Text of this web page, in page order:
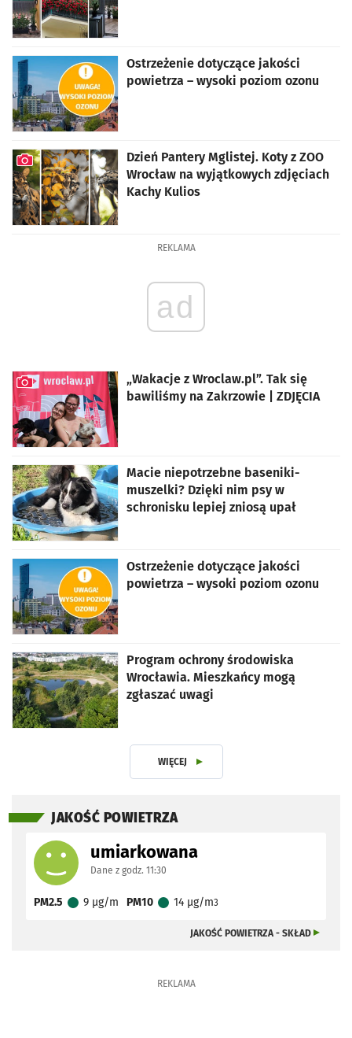
Ostrzeżenie dotyczące jakości
powietrza – wysoki poziom ozonu
Dzień Pantery Mglistej. Koty z ZOO
Wrocław na wyjątkowych zdjęciach
Kachy Kulios
REKLAMA
ad
„Wakacje z Wroclaw.pl”. Tak się
bawiliśmy na Zakrzowie | ZDJĘCIA
Macie niepotrzebne baseniki-
muszelki? Dzięki nim psy w
schronisku lepiej zniosą upał
Ostrzeżenie dotyczące jakości
powietrza – wysoki poziom ozonu
Program ochrony środowiska
Wrocławia. Mieszkańcy mogą
zgłaszać uwagi
WIĘCEJ ARTYKUŁÓW
JAKOŚĆ POWIETRZA
umiarkowana
Dane z godz. 11:30
PM2.5 9 µg/m PM10 14 µg/m3
ZOBACZ
JAKOŚĆ POWIETRZA - SKŁAD
REKLAMA